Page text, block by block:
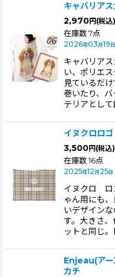
キャバリアス
2,970円 (税込)
在庫数 7点
2026年03月19日
キャバリア
い、ポリエス
見ているだ
巻いたり、
テリアとし
イヌクロロ
3,500円 (税込)
在庫数 16点
2025年12月25日
イヌクロ ロ
ゃん用にも
いデザイン
す。大きさ
ットと同じ
Enjeau(アー
カチ